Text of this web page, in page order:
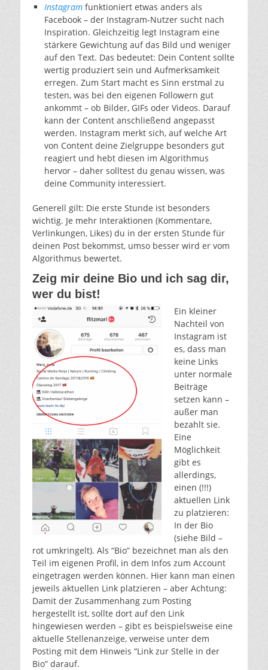
Instagram funktioniert etwas anders als
Facebook – der Instagram-Nutzer sucht nach
Inspiration. Gleichzeitig legt Instagram eine
stärkere Gewichtung auf das Bild und weniger
auf den Text. Das bedeutet: Dein Content sollte
wertig produziert sein und Aufmerksamkeit
erregen. Zum Start macht es Sinn erstmal zu
testen, was bei den eigenen Followern gut
ankommt – ob Bilder, GIFs oder Videos. Darauf
kann der Content anschließend angepasst
werden. Instagram merkt sich, auf welche Art
von Content deine Zielgruppe besonders gut
reagiert und hebt diesen im Algorithmus
hervor – daher solltest du genau wissen, was
deine Community interessiert.
Generell gilt: Die erste Stunde ist besonders
wichtig. Je mehr Interaktionen (Kommentare,
Verlinkungen, Likes) du in der ersten Stunde für
deinen Post bekommst, umso besser wird er vom
Algorithmus bewertet.
Zeig mir deine Bio und ich sag dir,
wer du bist!
Ein kleiner
Nachteil von
Instagram ist
es, dass man
keine Links
unter normale
Beiträge
setzen kann –
außer man
bezahlt sie.
Eine
Möglichkeit
gibt es
allerdings,
einen (!!!)
aktuellen Link
zu platzieren:
In der Bio
(siehe Bild –
rot umkringelt). Als “Bio” bezeichnet man als den
Teil im eigenen Profil, in dem Infos zum Account
eingetragen werden können. Hier kann man einen
jeweils aktuellen Link platzieren – aber Achtung:
Damit der Zusammenhang zum Posting
hergestellt ist, sollte dort auf den Link
hingewiesen werden – gibt es beispielsweise eine
aktuelle Stellenanzeige, verweise unter dem
Posting mit dem Hinweis “Link zur Stelle in der
Bio” darauf.